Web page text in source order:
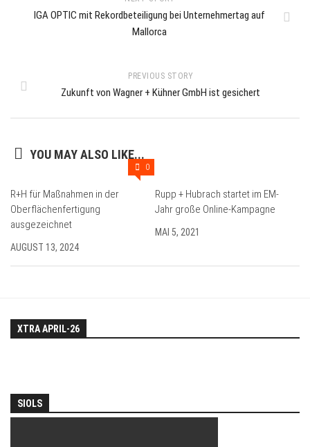
IGA OPTIC mit Rekordbeteiligung bei Unternehmertag auf
Mallorca
PREVIOUS STORY
Zukunft von Wagner + Kühner GmbH ist gesichert
YOU MAY ALSO LIKE...
0
R+H für Maßnahmen in der
Oberflächenfertigung
ausgezeichnet
AUGUST 13, 2024
Rupp + Hubrach startet im EM-
Jahr große Online-Kampagne
MAI 5, 2021
XTRA APRIL-26
SIOLS